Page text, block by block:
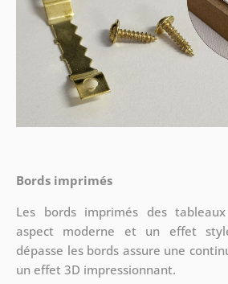
Bords imprimés
Les bords imprimés des
aspect moderne et un effet
dépasse les bords assure une
un effet 3D impressionnant.